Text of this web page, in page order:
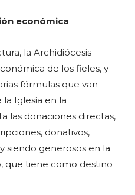
económica
la Archidiócesis
de los fieles, y
fórmulas que van
la Iglesia en la
las donaciones directas,
donativos,
siendo generosos en la
que tiene como destino